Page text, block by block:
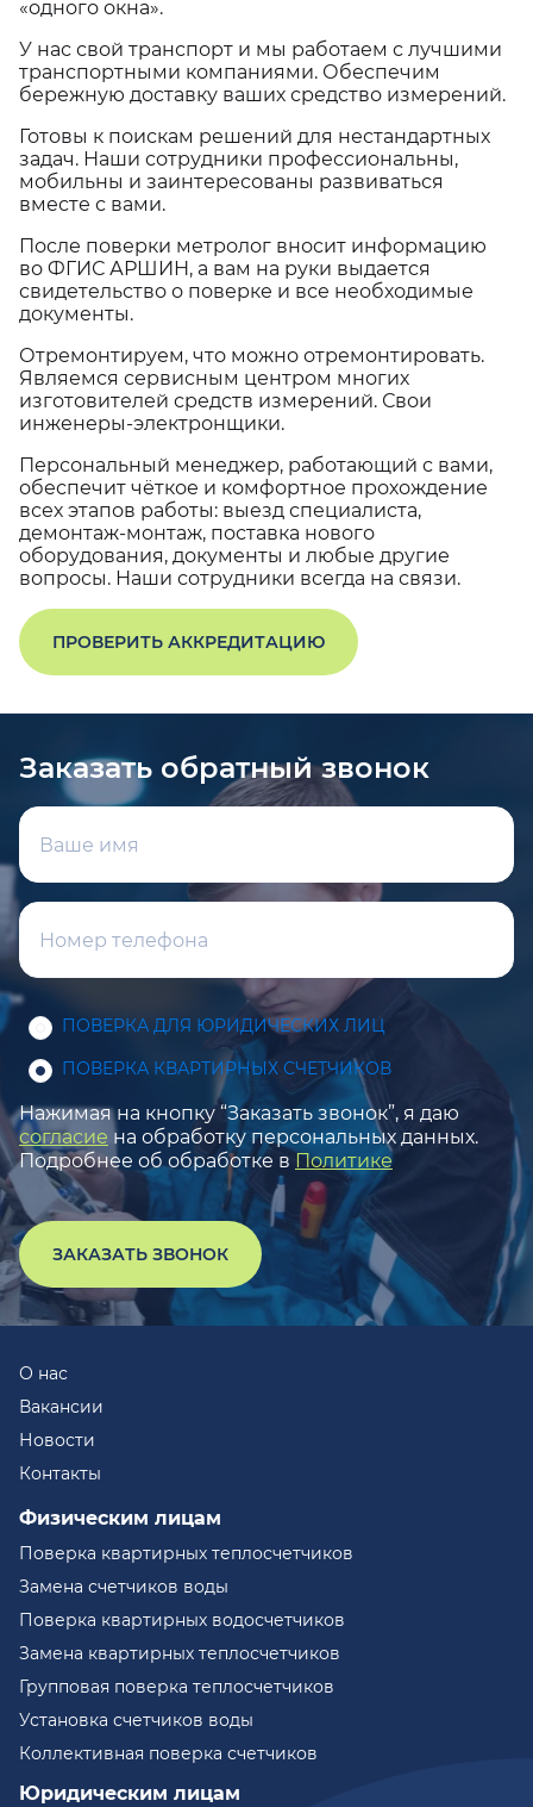
«одного окна».
У нас свой транспорт и мы работаем с лучшими
транспортными компаниями. Обеспечим
бережную доставку ваших средство измерений.
Готовы к поискам решений для нестандартных
задач. Наши сотрудники профессиональны,
мобильны и заинтересованы развиваться
вместе с вами.
После поверки метролог вносит информацию
во ФГИС АРШИН, а вам на руки выдается
свидетельство о поверке и все необходимые
документы.
Отремонтируем, что можно отремонтировать.
Являемся сервисным центром многих
изготовителей средств измерений. Свои
инженеры-электронщики.
Персональный менеджер, работающий с вами,
обеспечит чёткое и комфортное прохождение
всех этапов работы: выезд специалиста,
демонтаж-монтаж, поставка нового
оборудования, документы и любые другие
вопросы. Наши сотрудники всегда на связи.
ПРОВЕРИТЬ АККРЕДИТАЦИЮ
Заказать обратный звонок
ПОВЕРКА ДЛЯ ЮРИДИЧЕСКИХ ЛИЦ
ПОВЕРКА КВАРТИРНЫХ СЧЕТЧИКОВ
Нажимая на кнопку “Заказать звонок”, я даю
согласие на обработку персональных данных.
Подробнее об обработке в Политике
ЗАКАЗАТЬ ЗВОНОК
О нас
Вакансии
Новости
Контакты
Физическим лицам
Поверка квартирных теплосчетчиков
Замена счетчиков воды
Поверка квартирных водосчетчиков
Замена квартирных теплосчетчиков
Групповая поверка теплосчетчиков
Установка счетчиков воды
Коллективная поверка счетчиков
Юридическим лицам